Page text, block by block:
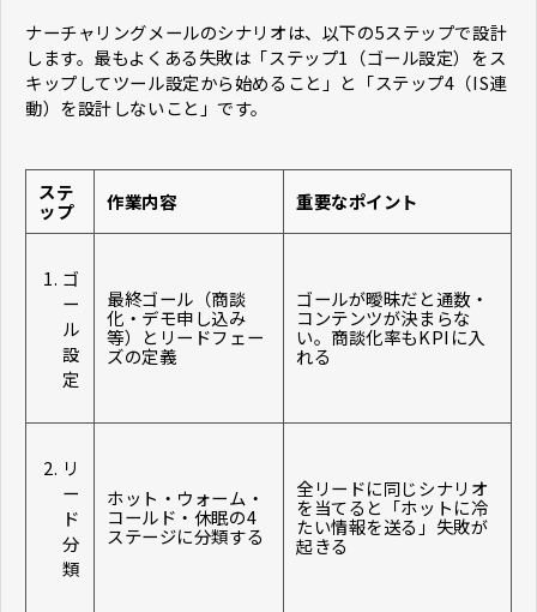
ナーチャリングメールのシナリオは、以下の5ステップで設計
します。最もよくある失敗は「ステップ1（ゴール設定）をス
キップしてツール設定から始めること」と「ステップ4（IS連
動）を設計しないこと」です。
ステ
ップ 作業内容 重要なポイント
ゴ
ー
ル
設
定
最終ゴール（商談
化・デモ申し込み
等）とリードフェー
ズの定義
ゴールが曖昧だと通数・
コンテンツが決まらな
い。商談化率もKPIに入
れる
リ
ー
ド
分
類
ホット・ウォーム・
コールド・休眠の4
ステージに分類する
全リードに同じシナリオ
を当てると「ホットに冷
たい情報を送る」失敗が
起きる